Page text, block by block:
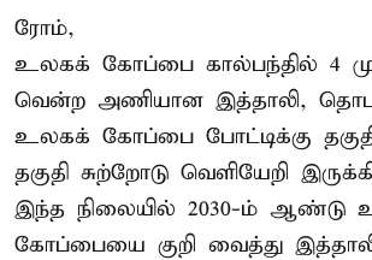
ரோம்,
உலகக் கோப்பை கால்பந்தில் 4
வென்ற அணியான இத்தாலி,
உலகக் கோப்பை போட்டிக்கு
தகுதி சுற்றோடு வெளியேறி
இந்த நிலையில் 2030-ம் ஆண்டு
கோப்பையை குறி வைத்து